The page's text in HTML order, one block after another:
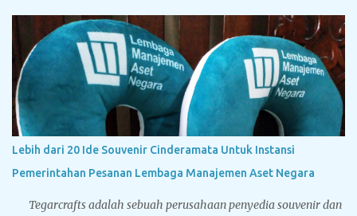
ditindaklanjuti menjadi sebuah Disertasi, maka peserta berhak
menyandang titel Kandidat Doktor. Tegarcrafts sebagai
perusahaan spesialis penyedia souvenir untuk instansi
pemerintahan, swasta dan perbankan juga menyediakan
berbagai macam souvenir untuk sidang doktor yang bisa
disesuaikan dengan bugdet dan kebutuhan Anda. Sport vacuum
cup, botol minum stainless steel dinding ganda yang memiliki
dari kaca. Terbuat dari stainless steel BPA free hadir dengan lima
pilihan warna solid: hitam, putih, biru, silver dan gold...
Lebih dari 20 Ide Souvenir Cinderamata Untuk Instansi
Pemerintahan Pesanan Lembaga Manajemen Aset Negara
Tegarcrafts adalah sebuah perusahaan penyedia souvenir dan